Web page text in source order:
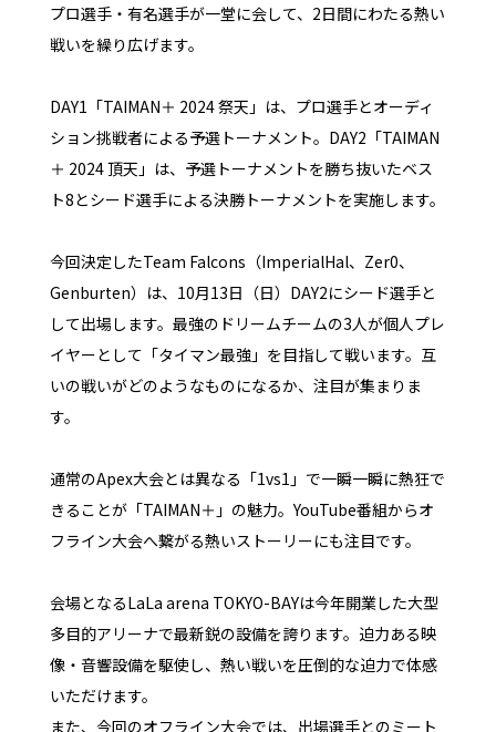
プロ選手・有名選手が一堂に会して、2日間にわたる熱い
戦いを繰り広げます。
DAY1「TAIMAN＋ 2024 祭天」は、プロ選手とオーディ
ション挑戦者による予選トーナメント。DAY2「TAIMAN
＋ 2024 頂天」は、予選トーナメントを勝ち抜いたベス
ト8とシード選手による決勝トーナメントを実施します。
今回決定したTeam Falcons（ImperialHal、Zer0、
Genburten）は、10月13日（日）DAY2にシード選手と
して出場します。最強のドリームチームの3人が個人プレ
イヤーとして「タイマン最強」を目指して戦います。互
いの戦いがどのようなものになるか、注目が集まりま
す。
通常のApex大会とは異なる「1vs1」で一瞬一瞬に熱狂で
きることが「TAIMAN＋」の魅力。YouTube番組からオ
フライン大会へ繋がる熱いストーリーにも注目です。
会場となるLaLa arena TOKYO-BAYは今年開業した大型
多目的アリーナで最新鋭の設備を誇ります。迫力ある映
像・音響設備を駆使し、熱い戦いを圧倒的な迫力で体感
いただけます。
また、今回のオフライン大会では、出場選手とのミート